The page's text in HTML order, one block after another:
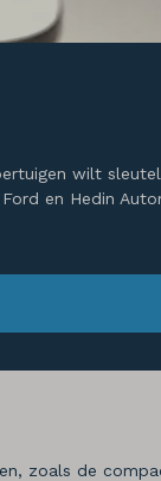
wilt
en Hedin
zoals de